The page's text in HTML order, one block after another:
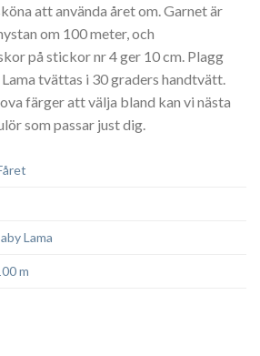
att använda året om. Garnet är
om 100 meter, och
på stickor nr 4 ger 10 cm. Plagg
tvättas i 30 graders handtvätt.
färger att välja bland kan vi nästa
som passar just dig.
Lama
m